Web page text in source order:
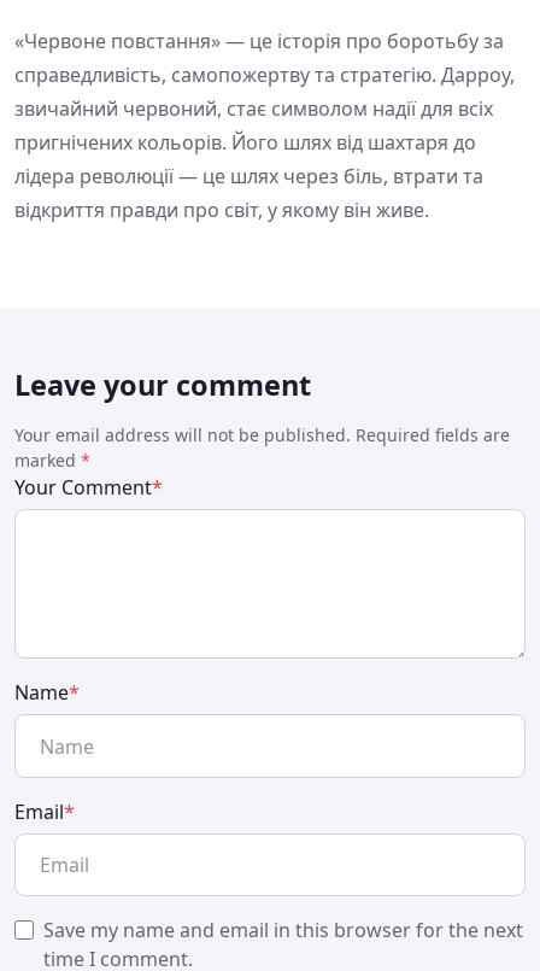
«Червоне повстання» — це історія про боротьбу за
справедливість, самопожертву та стратегію. Дарроу,
звичайний червоний, стає символом надії для всіх
пригнічених кольорів. Його шлях від шахтаря до
лідера революції — це шлях через біль, втрати та
відкриття правди про світ, у якому він живе.
Leave your comment
Your email address will not be published. Required fields are
marked *
Your Comment*
Name*
Email*
Save my name and email in this browser for the next
time I comment.